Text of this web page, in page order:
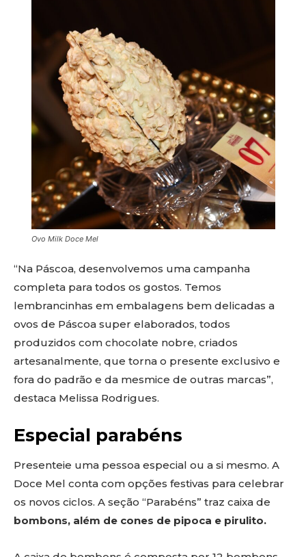
Ovo Milk Doce Mel
“Na Páscoa, desenvolvemos uma campanha
completa para todos os gostos. Temos
lembrancinhas em embalagens bem delicadas a
ovos de Páscoa super elaborados, todos
produzidos com chocolate nobre, criados
artesanalmente, que torna o presente exclusivo e
fora do padrão e da mesmice de outras marcas”,
destaca Melissa Rodrigues.
Especial parabéns
Presenteie uma pessoa especial ou a si mesmo. A
Doce Mel conta com opções festivas para celebrar
os novos ciclos. A seção “Parabéns” traz caixa de
bombons, além de cones de pipoca e pirulito.